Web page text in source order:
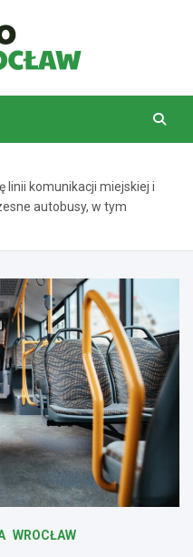
linii komunikacji miejskiej i
autobusy, w tym
WROCŁAW